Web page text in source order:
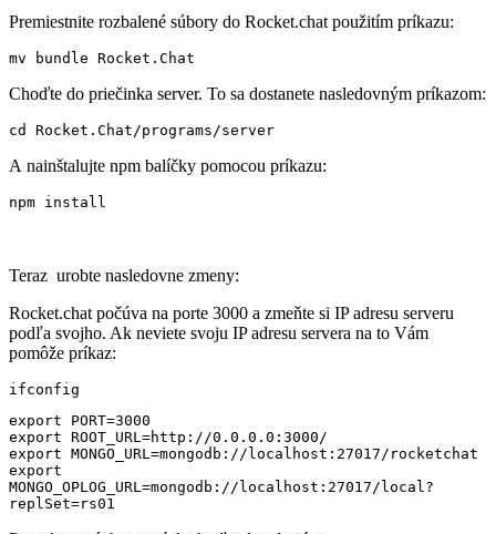
Premiestnite rozbalené súbory do Rocket.chat použitím príkazu:
mv bundle Rocket.Chat
Choďte do priečinka server. To sa dostanete nasledovným príkazom:
cd Rocket.Chat/programs/server
A nainštalujte npm balíčky pomocou príkazu:
npm install
Teraz urobte nasledovne zmeny:
Rocket.chat počúva na porte 3000 a zmeňte si IP adresu serveru
podľa svojho. Ak neviete svoju IP adresu servera na to Vám
pomôže príkaz:
ifconfig
export PORT=3000
export ROOT_URL=http://0.0.0.0:3000/
export MONGO_URL=mongodb://localhost:27017/rocketchat
export
MONGO_OPLOG_URL=mongodb://localhost:27017/local?
replSet=rs01